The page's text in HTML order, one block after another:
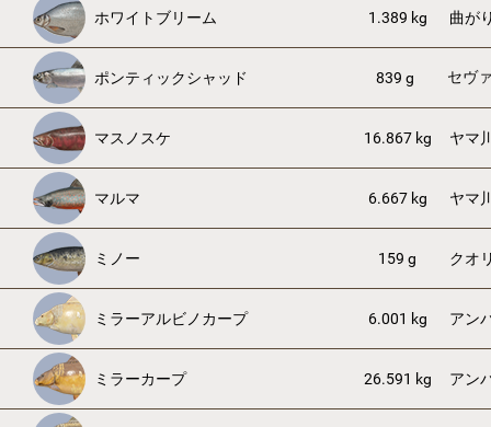
ホワイトブリーム 1.389 kg 曲が
ポンティックシャッド 839 g セヴ
マスノスケ 16.867 kg ヤマ
マルマ 6.667 kg ヤマ
ミノー 159 g クオ
ミラーアルビノカープ 6.001 kg アン
ミラーカープ 26.591 kg アン